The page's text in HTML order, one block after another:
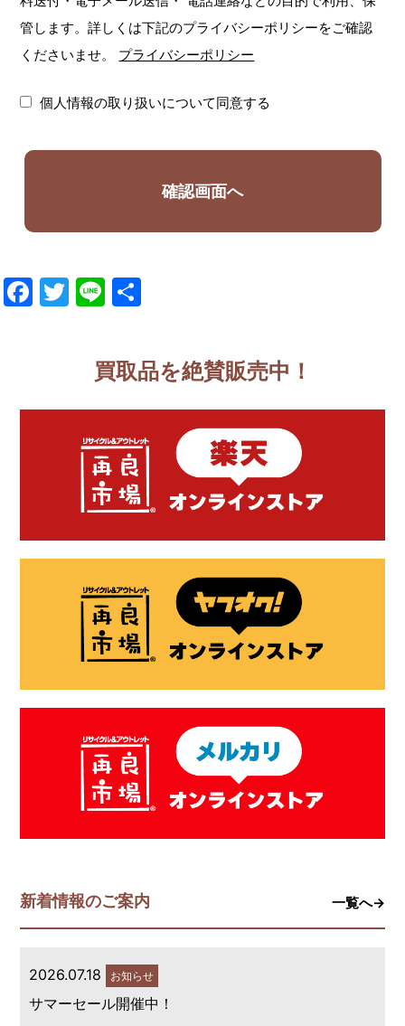
管します。詳しくは下記のプライバシーポリシーをご確認
くださいませ。
プライバシーポリシー
個人情報の取り扱いについて同意する
Facebook
Twitter
Line
買取品を絶賛販売中！
新着情報のご案内 一覧へ→
2026.07.18 お知らせ
サマーセール開催中！